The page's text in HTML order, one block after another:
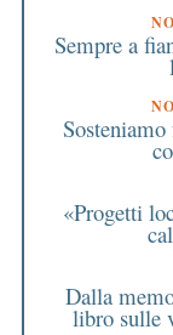
Sempre a
«Progetti
Dalla
libro sulle